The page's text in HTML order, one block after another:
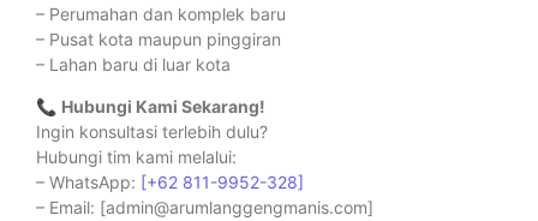
– Perumahan dan komplek baru
– Pusat kota maupun pinggiran
– Lahan baru di luar kota
📞 Hubungi Kami Sekarang!
Ingin konsultasi terlebih dulu?
Hubungi tim kami melalui:
– WhatsApp: [+62 811-9952-328]
– Email: [admin@arumlanggengmanis.com]